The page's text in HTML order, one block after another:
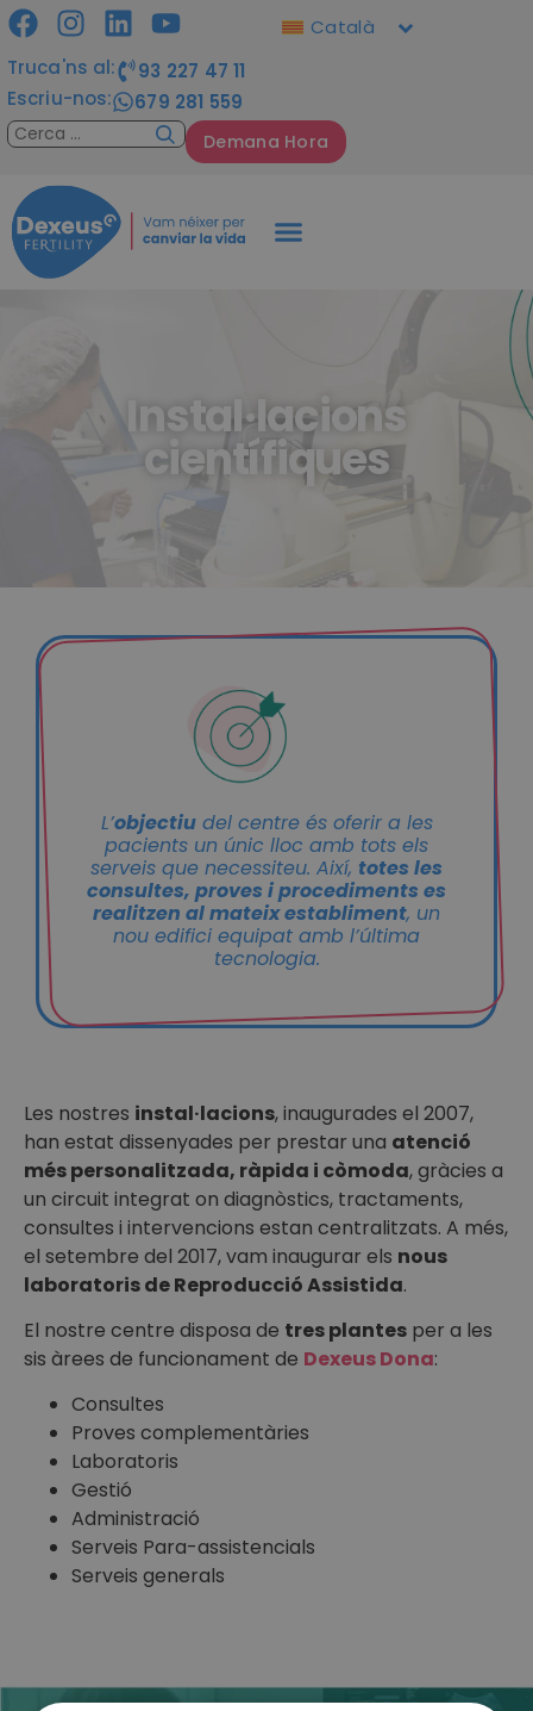
Truca'ns al:
93 227 47 11
Escriu-nos:
679 281 559
Demana Hora
Català
Instal·lacions
científiques
L’objectiudel centre és oferir a les
pacients un únic lloc amb tots els
serveis que necessiteu. Així, totes les
consultes, proves i procediments es
realitzen al mateix establiment, un
nou edifici equipat amb l’última
tecnologia.
Les nostres instal·lacions, inaugurades el 2007,
han estat dissenyades per prestar una atenció
més personalitzada, ràpida i còmoda, gràcies a
un circuit integrat on diagnòstics, tractaments,
consultes i intervencions estan centralitzats. A més,
el setembre del 2017, vam inaugurar els nous
laboratoris de Reproducció Assistida.
El nostre centre disposa de tres plantes per a les
sis àrees de funcionament de Dexeus Dona:
Consultes
Proves complementàries
Laboratoris
Gestió
Administració
Serveis Para-assistencials
Serveis generals